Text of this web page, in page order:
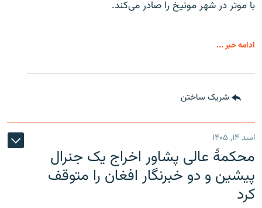
با موتر در شهر مونیخ را صادر می‌کند.
ادامه خبر ...
شریک ساختن
اسد ۱۴, ۱۴۰۵
محکمۀ عالی پشاور اخراج یک جنرال
پیشین و دو خبرنگار افغان را متوقف
کرد